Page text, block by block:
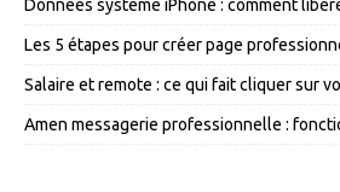
Données système iPhone : comment
Les 5 étapes pour créer page
Salaire et remote : ce qui fait cliquer sur
Amen messagerie professionnelle :